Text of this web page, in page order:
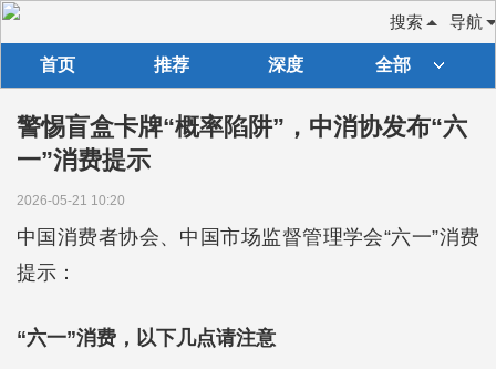
导航
搜索
首页 推荐 深度 全部
警惕盲盒卡牌“概率陷阱”，中消协发布“六
一”消费提示
2026-05-21 10:20
中国消费者协会、中国市场监督管理学会“六一”消费
提示：
“六一”消费，以下几点请注意